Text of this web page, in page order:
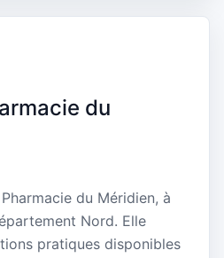
du
du Méridien, à
Nord. Elle
pratiques disponibles